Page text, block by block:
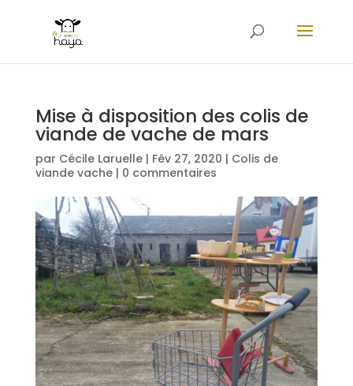
Mise à disposition des colis de
viande de vache de mars
par Cécile Laruelle| Fév 27, 2020 | Colis de
viande vache| 0 commentaires